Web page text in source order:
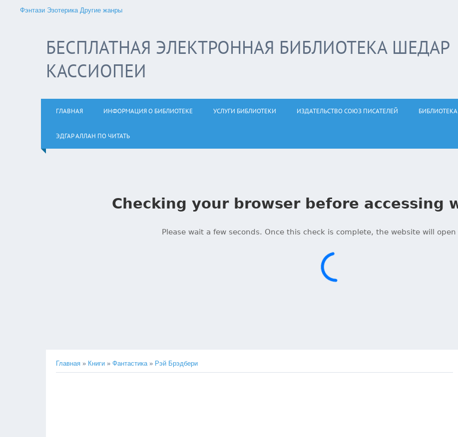
Фэнтази Эзотерика Другие жанры
БЕСПЛАТНАЯ ЭЛЕКТРОННАЯ БИБЛИОТЕКА ШЕДАР
КАССИОПЕИ
ГЛАВНАЯ ИНФОРМАЦИЯ О БИБЛИОТЕКЕ УСЛУГИ БИБЛИОТЕКИ ИЗДАТЕЛЬСТВО СОЮЗ ПИСАТЕЛЕЙ БИБЛИОТЕКА
ЭДГАР АЛЛАН ПО ЧИТАТЬ
Главная » Книги » Фантастика» Рэй Брэдбери